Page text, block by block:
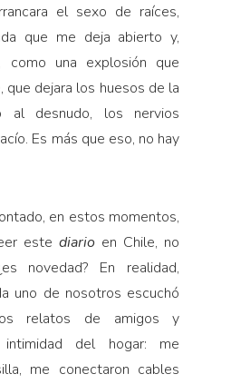
el sexo de raíces,
que me deja abierto y,
como una explosión que
que dejara los huesos de la
desnudo, los nervios
Es más que eso, no hay
en estos momentos,
estediario en Chile, no
novedad? En realidad,
uno de nosotros escuchó
relatos de amigos y
del hogar: me
me conectaron cables